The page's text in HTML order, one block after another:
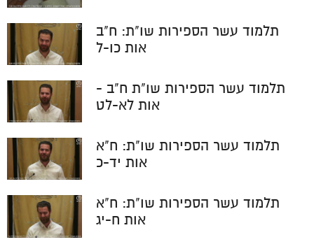
תלמוד עשר הספירות שו"ת: ח"ב
אות כו-ל
תלמוד עשר הספירות שו"ת ח"ב -
אות לא-לט
תלמוד עשר הספירות שו"ת: ח"א
אות יד-כ
תלמוד עשר הספירות שו"ת: ח"א
אות ח-יג